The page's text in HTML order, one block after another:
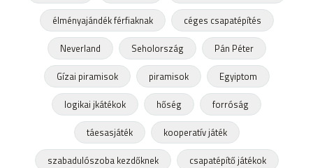
élményajándék férfiaknak
céges csapatépítés
Neverland
Seholország
Pán Péter
Gízai piramisok
piramisok
Egyiptom
logikai jkátékok
hőség
forróság
táesasjáték
kooperatív játék
szabadulószoba kezdőknek
csapatépítő játékok